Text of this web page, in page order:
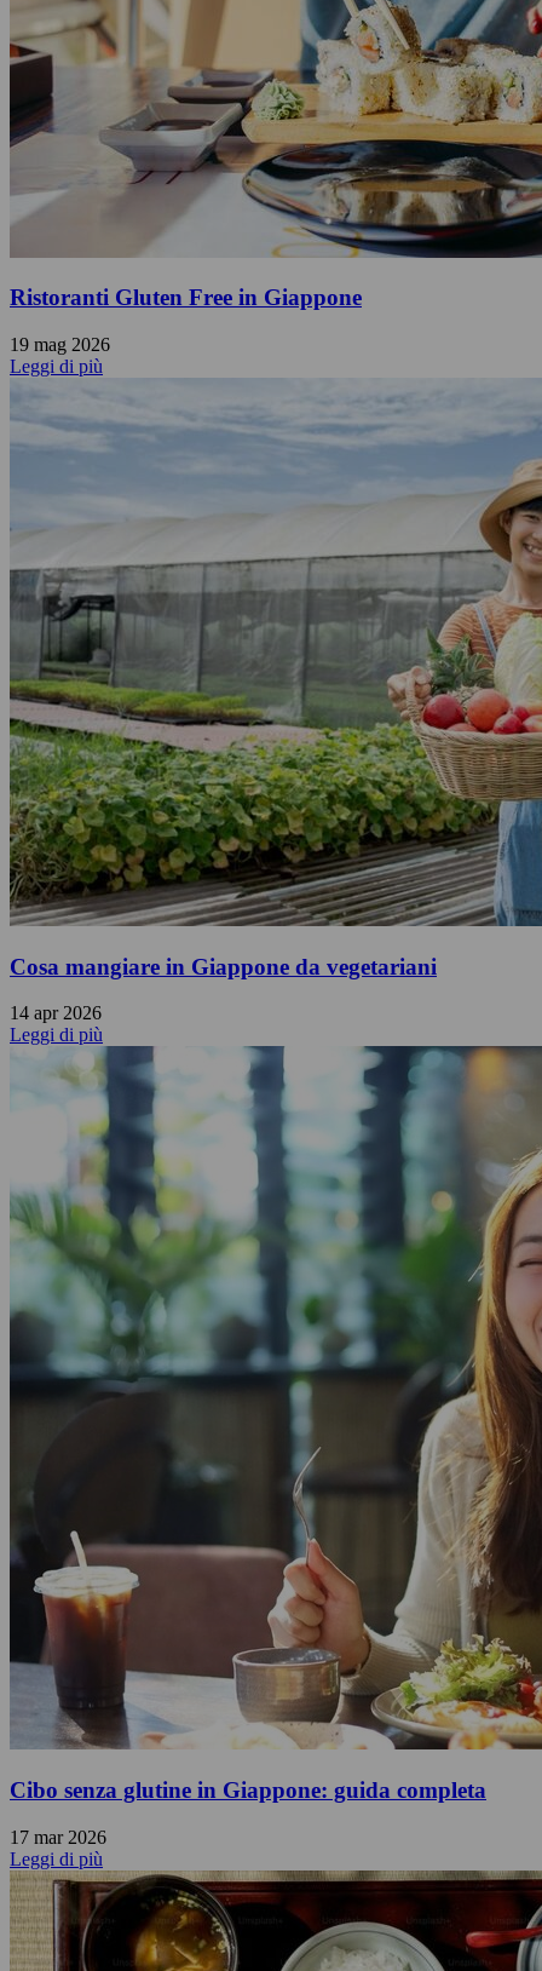
Ristoranti Gluten Free in Giappone
19 mag 2026
Leggi di più
Cosa mangiare in Giappone da vegetariani
14 apr 2026
Leggi di più
Cibo senza glutine in Giappone: guida completa
17 mar 2026
Leggi di più